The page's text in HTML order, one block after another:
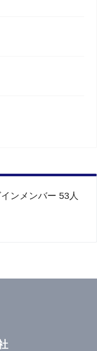
ンメンバー 53人